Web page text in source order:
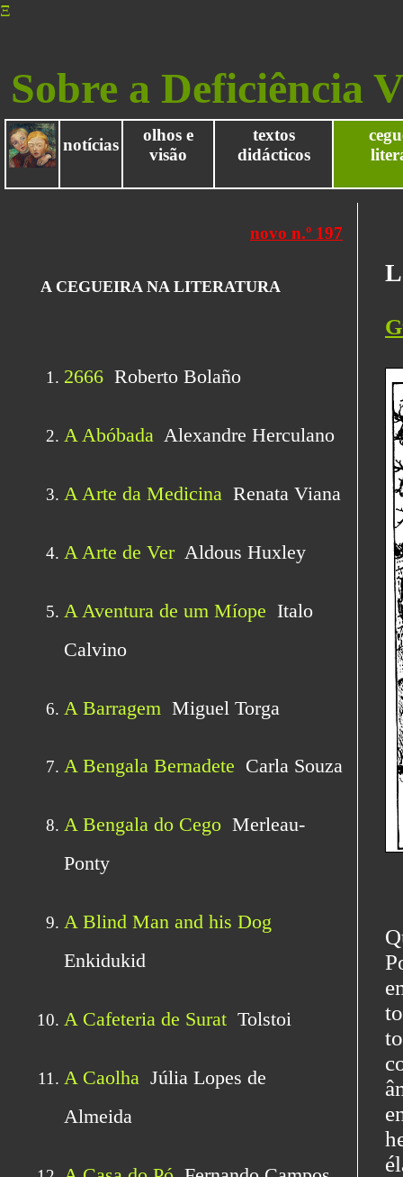
Ξ
Sobre a Deficiência
notícias
olhos e
visão
textos
didácticos